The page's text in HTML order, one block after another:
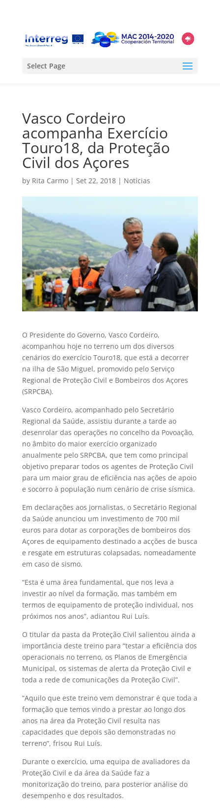
Select Page
Vasco Cordeiro
acompanha Exercício
Touro18, da Proteção
Civil dos Açores
by Rita Carmo| Set 22, 2018| Notícias
O Presidente do Governo, Vasco Cordeiro,
acompanhou hoje no terreno um dos diversos
cenários do exercício Touro18, que está a decorrer
na ilha de São Miguel, promovido pelo Serviço
Regional de Proteção Civil e Bombeiros dos Açores
(SRPCBA).
Vasco Cordeiro, acompanhado pelo Secretário
Regional da Saúde, assistiu durante a tarde ao
desenrolar das operações no concelho da Povoação,
no âmbito do maior exercício organizado
anualmente pelo SRPCBA, que tem como principal
objetivo preparar todos os agentes de Proteção Civil
para um maior grau de eficiência nas ações de apoio
e socorro à população num cenário de crise sísmica.
Em declarações aos jornalistas, o Secretário Regional
da Saúde anunciou um investimento de 700 mil
euros para dotar as corporações de bombeiros dos
Açores de equipamento destinado a acções de busca
e resgate em estruturas colapsadas, nomeadamente
em caso de sismo.
“Esta é uma área fundamental, que nos leva a
investir ao nível da formação, mas também em
termos de equipamento de proteção individual, nos
próximos nos anos”, adiantou Rui Luís.
O titular da pasta da Proteção Civil salientou ainda a
importância deste treino para “testar a eficiência dos
operacionais no terreno, os Planos de Emergência
Municipal, os sistemas de alerta da Proteção Civil e
toda a rede de comunicações da Proteção Civil”.
“Aquilo que este treino vem demonstrar é que toda a
formação que temos vindo a prestar ao longo dos
anos na área da Proteção Civil resulta nas
capacidades que depois são demonstradas no
terreno”, frisou Rui Luís.
Durante o exercício, uma equipa de avaliadores da
Proteção Civil e da área da Saúde faz a
monitorização do treino, para posterior análise do
desempenho e dos resultados.